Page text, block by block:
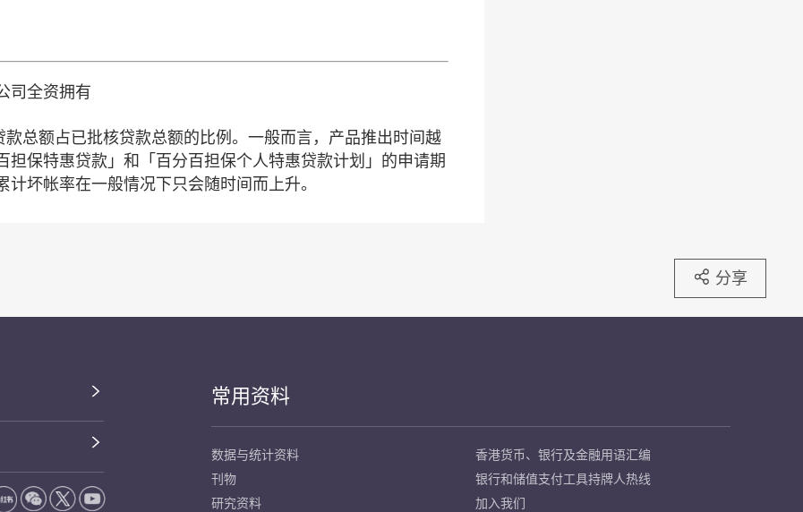
司全资拥有
总额占已批核贷款总额的比例。一般而言，产品推出时间越
保特惠贷款」和「百分百担保个人特惠贷款计划」的申请期
坏帐率在一般情况下只会随时间而上升。
分享
常用资料
数据与统计资料
刊物
研究资料
香港货币、银行及金融用语汇编
银行和储值支付工具持牌人热线
加入我们